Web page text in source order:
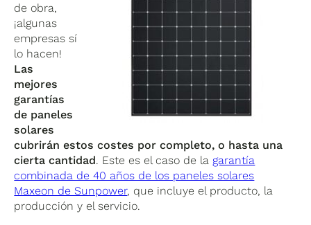
de obra,
¡algunas
empresas sí
lo hacen!
Las
mejores
garantías
de paneles
solares
cubrirán estos costes por completo, o hasta una
cierta cantidad. Este es el caso de la garantía
combinada de 40 años de los paneles solares
Maxeon de Sunpower, que incluye el producto, la
producción y el servicio.